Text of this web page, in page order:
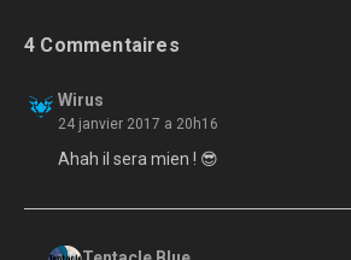
4 Commentaires
Wirus
24 janvier 2017 a 20h16
Ahah il sera mien ! 😎